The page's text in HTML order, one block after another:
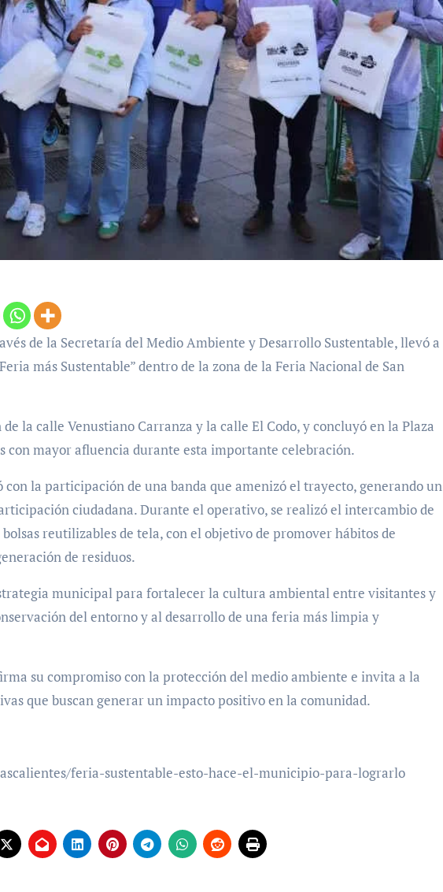
más Sustentable” dentro de la zona de la Feria Nacional de San
la calle Venustiano Carranza y la calle El Codo, y concluyó en la Plaza
con mayor afluencia durante esta importante celebración.
con la participación de una banda que amenizó el trayecto, generando un
ciudadana. Durante el operativo, se realizó el intercambio de
reutilizables de tela, con el objetivo de promover hábitos de
de residuos.
municipal para fortalecer la cultura ambiental entre visitantes y
del entorno y al desarrollo de una feria más limpia y
su compromiso con la protección del medio ambiente e invita a la
que buscan generar un impacto positivo en la comunidad.
feria-sustentable-esto-hace-el-municipio-para-lograrlo